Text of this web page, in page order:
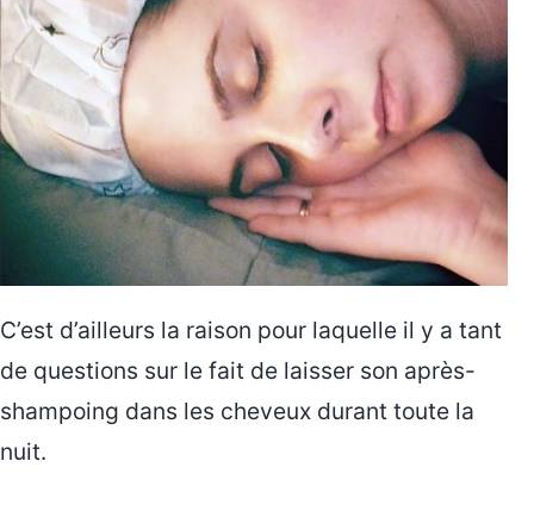
C’est d’ailleurs la raison pour laquelle il y a tant
de questions sur le fait de laisser son après-
shampoing dans les cheveux durant toute la
nuit.